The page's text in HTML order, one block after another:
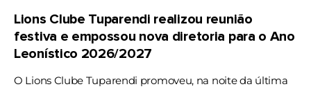
Lions Clube Tuparendi realizou reunião
festiva e empossou nova diretoria para o Ano
Leonístico 2026/2027
O Lions Clube Tuparendi promoveu, na noite da última